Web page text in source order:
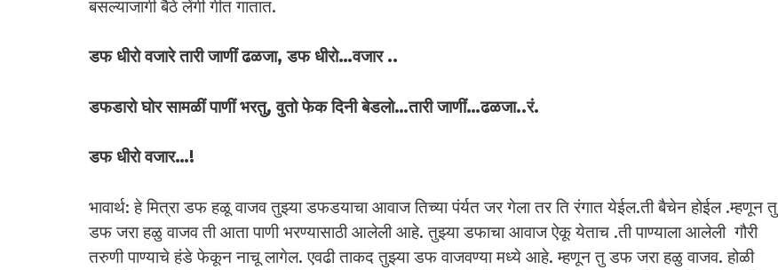
बसल्याजागी बैठे लेंगी गीत गातात.
डफ धीरो वजारे तारी जाणीं ढळजा, डफ धीरो…वजार ..
डफडारो घोर सामळीं पाणीं भरतु, वुतो फेक दिनी बेडलो…तारी जाणीं…ढळजा..रं.
डफ धीरो वजार…!
भावार्थ: हे मित्रा डफ हळू वाजव तुझ्या डफडयाचा आवाज तिच्या पंर्यत जर गेला तर ति रंगात येईल.ती बैचेन होईल .म्हणून तु
डफ जरा हळु वाजव ती आता पाणी भरण्यासाठी आलेली आहे. तुझ्या डफाचा आवाज ऐकू येताच .ती पाण्याला आलेली गौरी
तरुणी पाण्याचे हंडे फेकून नाचू लागेल. एवढी ताकद तुझ्या डफ वाजवण्या मध्ये आहे. म्हणून तु डफ जरा हळु वाजव. होळी